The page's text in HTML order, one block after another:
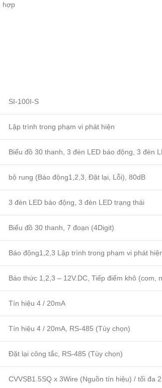
hợp
SI-100I-S
Lập trình trong phạm vi phát hiện
Biểu đồ 30 thanh, 3 đèn LED báo động, 3 đèn
bộ rung (Báo động1,2,3, Đặt lại, Lỗi), 80dB
3 đèn LED báo động, 3 đèn LED trạng thái
Biểu đồ 30 thanh, 7 đoạn (4Digit)
Báo động1,2,3 Lập trình trong phạm vi phát
Báo thức 1,2,3 – 12V.DC, Tiếp điểm khô (com,
Tín hiệu 4 / 20mA
Tín hiệu 4 / 20mA, RS-485 (Tùy chọn)
Đặt lại công tắc, RS-485 (Tùy chọn)
CVVSB1.5SQ x 3Wire (Nguồn tín hiệu) / tối đa